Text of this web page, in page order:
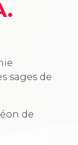
sages de
de